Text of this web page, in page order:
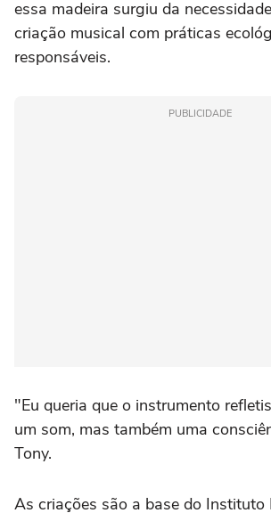
essa madeira surgiu da
criação musical com práticas
responsáveis.
PUBLICIDADE
"Eu queria que o instrumento
um som, mas também uma
Tony.
As criações são a base do Instituto